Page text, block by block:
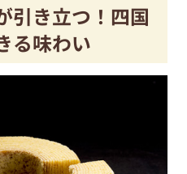
引き立つ！四国
る味わい